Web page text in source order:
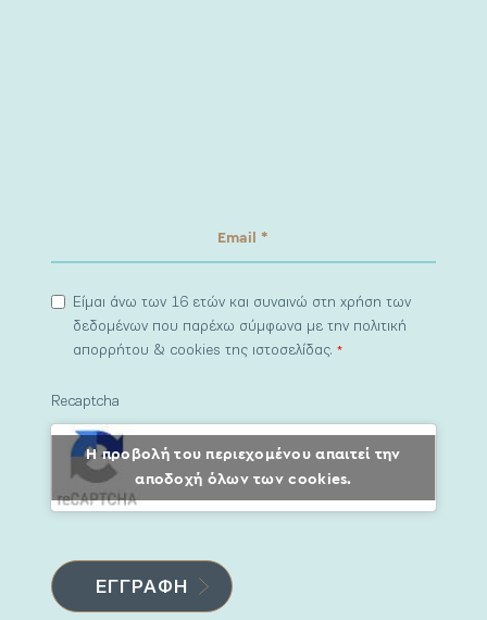
Είμαι άνω των 16 ετών και συναινώ στη χρήση των
δεδομένων που παρέχω σύμφωνα με την πολιτική
απορρήτου & cookies της ιστοσελίδας.*
Recaptcha
Η προβολή του περιεχομένου απαιτεί την
αποδοχή όλων των cookies.